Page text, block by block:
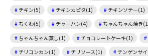
チキン(5)
チキンカピタ(1) チキンソテー(1)
ちくわ(5)
チャーハン(4)
ちゃんちゃん焼き
ちゃんちゃん蒸し(1)
チョコレートケーキ(1)
チリコンカン(1)
チリソース(1)
チンゲンサ